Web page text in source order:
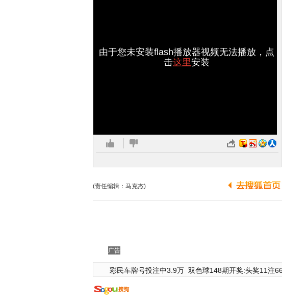
由于您未安装flash播放器视频无法播放，点
击这里安装
(责任编辑：马克杰)
广告
彩民车牌号投注中3.9万 双色球148期开奖:头奖11注